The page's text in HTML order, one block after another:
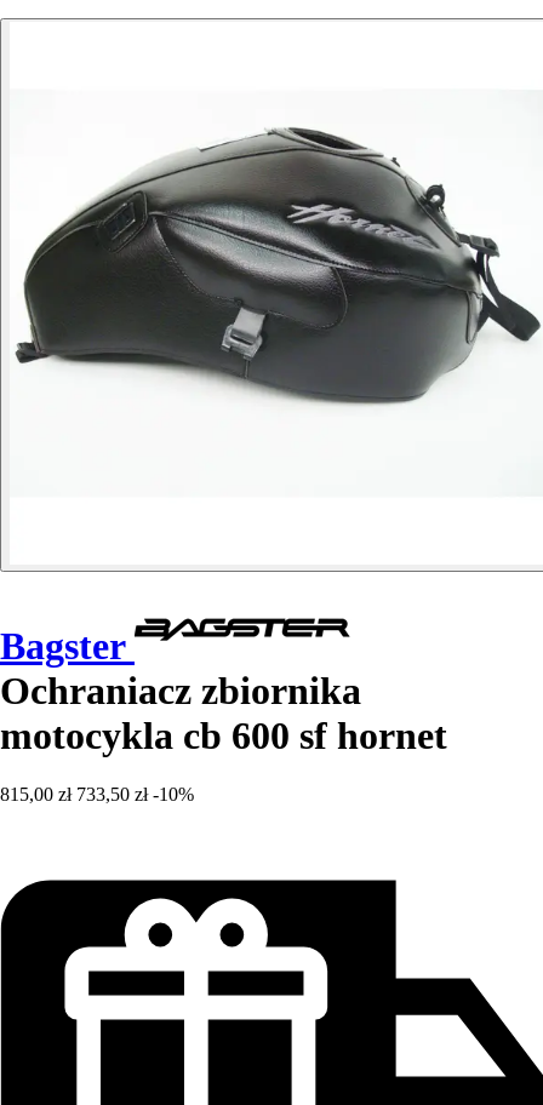
Bagster
Ochraniacz zbiornika
motocykla cb 600 sf hornet
815,00 zł 733,50 zł -10%